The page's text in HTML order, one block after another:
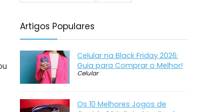
Artigos Populares
Celular na Black Friday 2026:
Guia para Comprar o Melhor!
Celular
Os 10 Melhores Jogos de